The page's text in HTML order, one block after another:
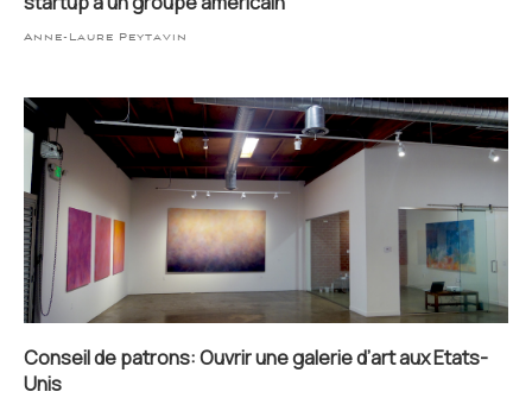
Anne-Laure Peytavin
Conseil de patrons: Ouvrir une galerie d’art aux Etats-
Unis